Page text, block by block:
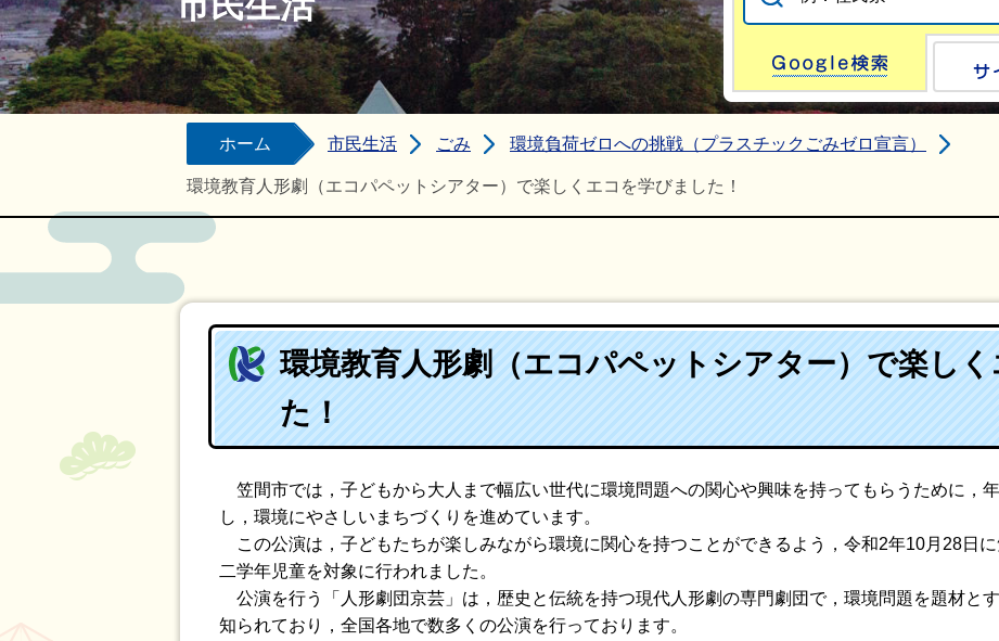
ホーム 市民生活 ごみ 環境負荷ゼロへの挑戦（プラスチックごみゼロ宣言）
環境教育人形劇（エコパペットシアター）で楽しくエコを学びました！
環境教育人形劇（エコパペットシアター）で楽し
た！
笠間市では，子どもから大人まで幅広い世代に環境問題への関心や興味を持ってもらうために，
し，環境にやさしいまちづくりを進めています。
この公演は，子どもたちが楽しみながら環境に関心を持つことができるよう，令和2年10月28日
二学年児童を対象に行われました。
公演を行う「人形劇団京芸」は，歴史と伝統を持つ現代人形劇の専門劇団で，環境問題を題材と
知られており，全国各地で数多くの公演を行っております。